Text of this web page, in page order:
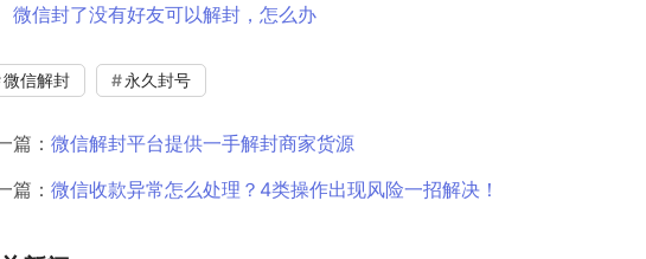
微信封了没有好友可以解封，怎么办
微信解封 永久封号
篇： 微信解封平台提供一手解封商家货源
篇： 微信收款异常怎么处理？4类操作出现风险一招解决！